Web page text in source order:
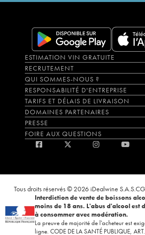
ESTIMATION VIN GRATUITE
RECRUTEMENT
QUI SOMMES-NOUS ?
RESPONSABILITÉ D'ENTREPRISE
TARIFS ET DÉLAIS DE LIVRAISON
DOMAINES PARTENAIRES
PRESSE
FOIRE AUX QUESTIONS
Tous droits réservés © 2026 iDealwine S.A.S.
Interdiction de vente de boissons
moins de 18 ans. L'abus d'alcool est
à consommer avec modération.
La preuve de majorité de l'acheteur est
ligne. CODE DE LA SANTÉ PUBLIQUE,